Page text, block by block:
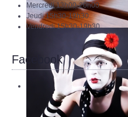
Mercredi 13h00-20h00
Jeudi 15h30-19h30
Vendredi 15h30-19h30
Facebook